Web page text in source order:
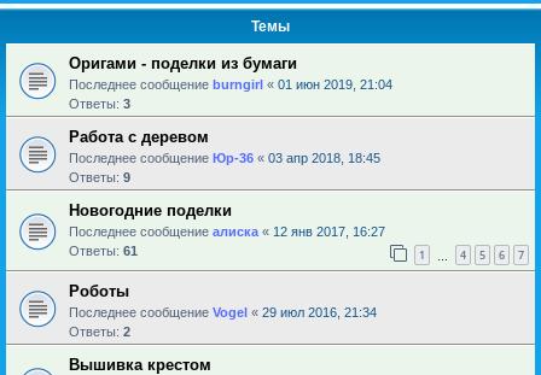
Темы
Оригами - поделки из бумаги
Последнее сообщение burngirl « 01 июн 2019, 21:04
Ответы: 3
Работа с деревом
Последнее сообщение Юр-36 « 03 апр 2018, 18:45
Ответы: 9
Новогодние поделки
Последнее сообщение алиска « 12 янв 2017, 16:27
Ответы: 61 1 4 5 6 7
Роботы
Последнее сообщение Vogel « 29 июл 2016, 21:34
Ответы: 2
Вышивка крестом